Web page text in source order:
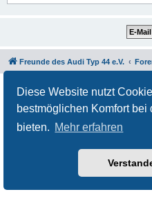
Diese Website nutzt
bestmöglichen Komfort bei
bieten. Mehr erfahren
Freunde des Audi Typ 44 e.V.
Powered by phpBB
®
Deutsche
Datenschutz|